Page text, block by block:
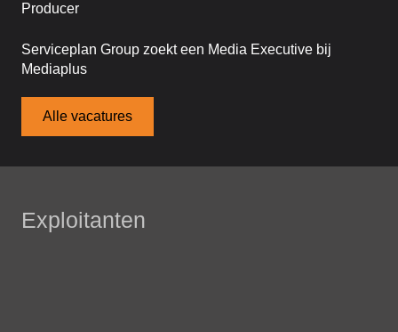
Producer
Serviceplan Group zoekt een Media Executive bij
Mediaplus
Alle vacatures
Exploitanten